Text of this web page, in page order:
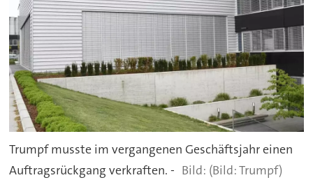
Trumpf musste im vergangenen Geschäftsjahr einen
Auftragsrückgang verkraften. -
(Bild: Trumpf)